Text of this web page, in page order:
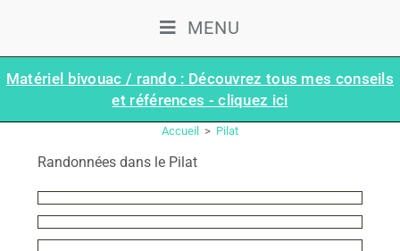
MENU
Matériel bivouac / rando : Découvrez tous mes conseils
et références - cliquez ici
Accueil > Pilat
Randonnées dans le Pilat